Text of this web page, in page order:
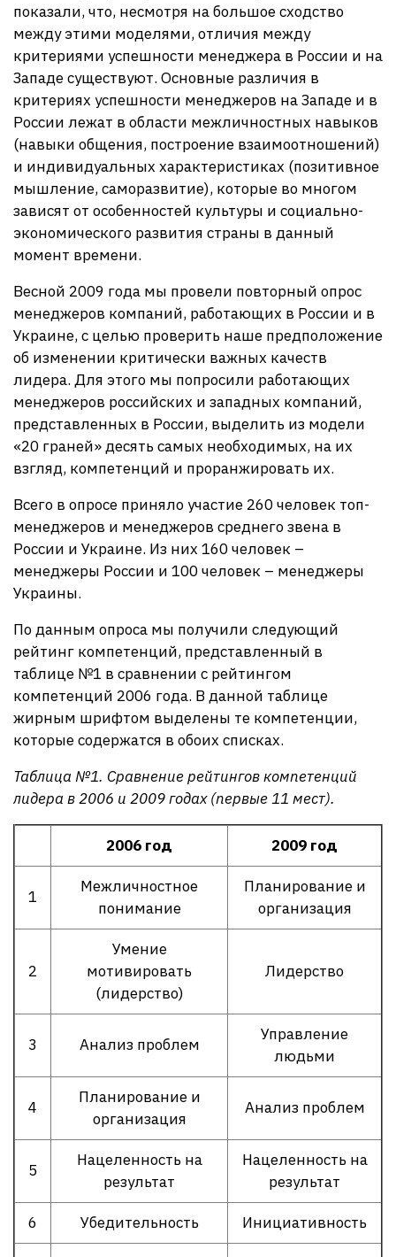
показали, что, несмотря на большое сходство
между этими моделями, отличия между
критериями успешности менеджера в России и на
Западе существуют. Основные различия в
критериях успешности менеджеров на Западе и в
России лежат в области межличностных навыков
(навыки общения, построение взаимоотношений)
и индивидуальных характеристиках (позитивное
мышление, саморазвитие), которые во многом
зависят от особенностей культуры и социально-
экономического развития страны в данный
момент времени.
Весной 2009 года мы провели повторный опрос
менеджеров компаний, работающих в России и в
Украине, с целью проверить наше предположение
об изменении критически важных качеств
лидера. Для этого мы попросили работающих
менеджеров российских и западных компаний,
представленных в России, выделить из модели
«20 граней» десять самых необходимых, на их
взгляд, компетенций и проранжировать их.
Всего в опросе приняло участие 260 человек топ-
менеджеров и менеджеров среднего звена в
России и Украине. Из них 160 человек –
менеджеры России и 100 человек – менеджеры
Украины.
По данным опроса мы получили следующий
рейтинг компетенций, представленный в
таблице №1 в сравнении с рейтингом
компетенций 2006 года. В данной таблице
жирным шрифтом выделены те компетенции,
которые содержатся в обоих списках.
Таблица №1. Сравнение рейтингов компетенций
лидера в 2006 и 2009 годах (первые 11 мест).
2006 год 2009 год
1
Межличностное
понимание
Планирование и
организация
2
Умение
мотивировать
(лидерство)
Лидерство
3 Анализ проблем
Управление
людьми
4
Планирование и
организация
Анализ проблем
5
Нацеленность на
результат
Нацеленность на
результат
6 Убедительность Инициативность